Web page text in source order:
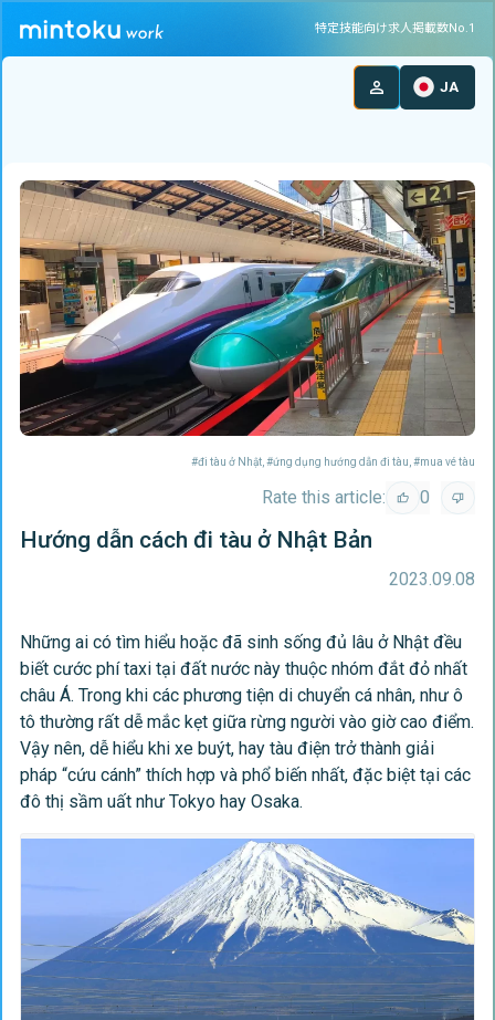
特定技能向け求人掲載数No.1
JA
#đi tàu ở Nhật, #ứng dụng hướng dẫn đi tàu, #mua vé tàu
Rate this article: 0
Hướng dẫn cách đi tàu ở Nhật Bản
2023.09.08
Những ai có tìm hiểu hoặc đã sinh sống đủ lâu ở Nhật đều
biết cước phí taxi tại đất nước này thuộc nhóm đắt đỏ nhất
châu Á. Trong khi các phương tiện di chuyển cá nhân, như ô
tô thường rất dễ mắc kẹt giữa rừng người vào giờ cao điểm.
Vậy nên, dễ hiểu khi xe buýt, hay tàu điện trở thành giải
pháp “cứu cánh” thích hợp và phổ biến nhất, đặc biệt tại các
đô thị sầm uất như Tokyo hay Osaka.